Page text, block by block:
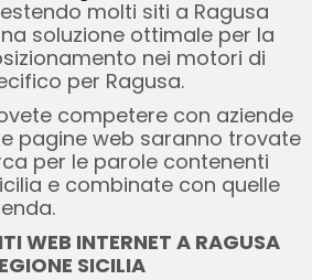
molti siti a Ragusa
soluzione ottimale per la
nei motori di
per Ragusa.
competere con aziende
pagine web saranno trovate
per le parole contenenti
e combinate con quelle
WEB INTERNET A RAGUSA
SICILIA